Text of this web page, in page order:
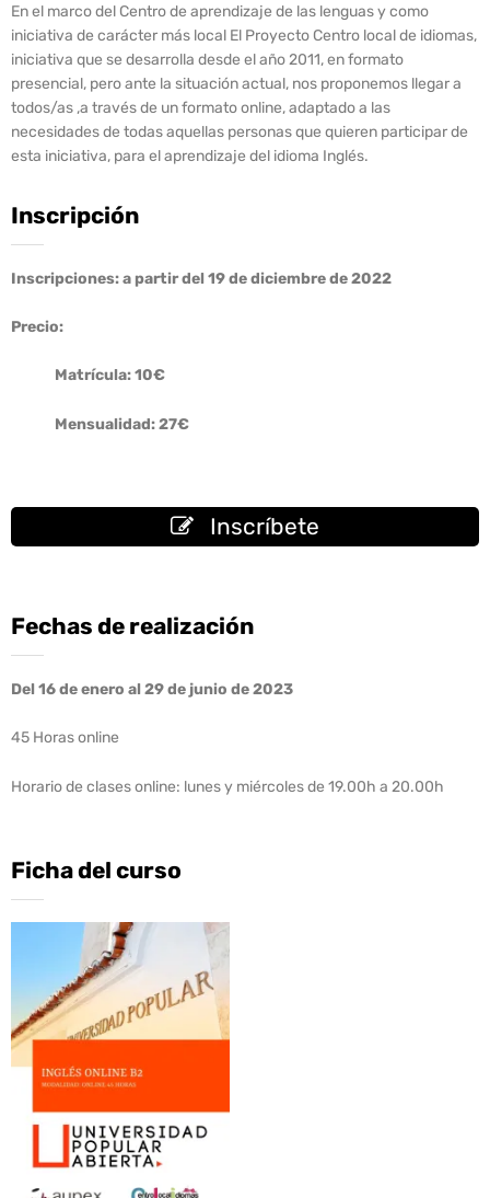
En el marco del Centro de aprendizaje de las lenguas y como
iniciativa de carácter más local El Proyecto Centro local de idiomas,
iniciativa que se desarrolla desde el año 2011, en formato
presencial, pero ante la situación actual, nos proponemos llegar a
todos/as ,a través de un formato online, adaptado a las
necesidades de todas aquellas personas que quieren participar de
esta iniciativa, para el aprendizaje del idioma Inglés.
Inscripción
Inscripciones: a partir del 19 de diciembre de 2022
Precio:
Matrícula: 10€
Mensualidad: 27€
Inscríbete
Fechas de realización
Del 16 de enero al 29 de junio de 2023
45 Horas online
Horario de clases online: lunes y miércoles de 19.00h a 20.00h
Ficha del curso